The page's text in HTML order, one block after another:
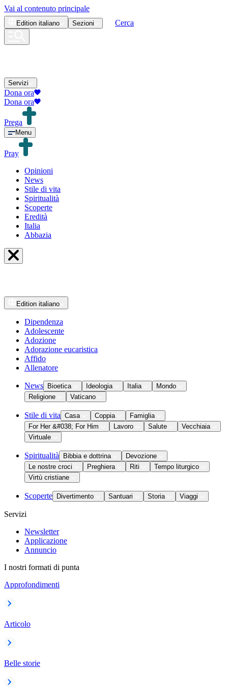
Vai al contenuto principale
Edition italiano Sezioni Cerca
Servizi
Dona ora
Dona ora
Prega
Menu
Pray
Opinioni
News
Stile di vita
Spiritualità
Scoperte
Eredità
Italia
Abbazia
Edition italiano
Dipendenza
Adolescente
Adozione
Adorazione eucaristica
Affido
Allenatore
News Bioetica Ideologia Italia
Mondo
Religione
Vaticano
Stile di vita Casa Coppia
Famiglia
For Her &#038; For Him
Lavoro Salute
Vecchiaia
Virtuale
Spiritualità Bibbia e dottrina
Devozione
Le nostre croci
Preghiera Riti
Tempo liturgico
Virtù cristiane
Scoperte Divertimento Santuari Storia Viaggi
Servizi
Newsletter
Applicazione
Annuncio
I nostri formati di punta
Approfondimenti
Articolo
Belle storie